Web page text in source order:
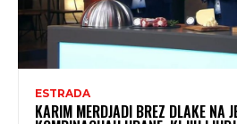
ESTRADA
KARIM MERDJADI BREZ DLAKE NA